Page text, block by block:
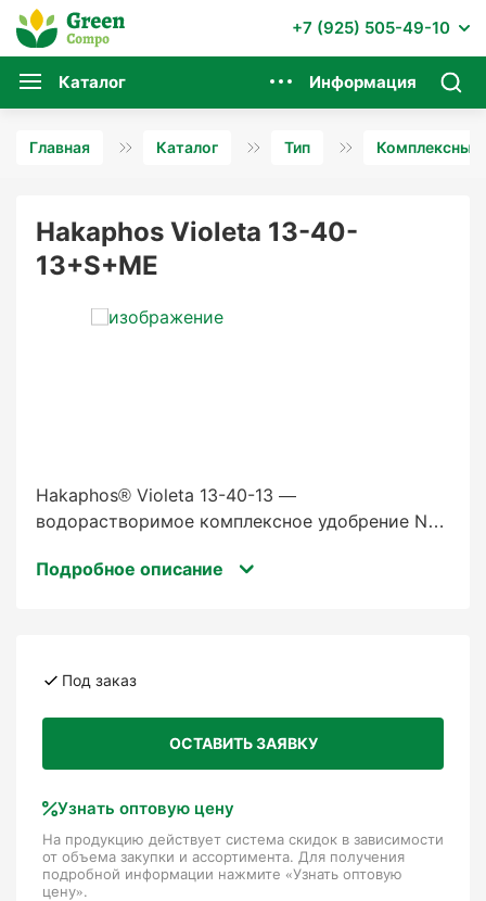
+7 (925) 505-49-10
Каталог Информация
Главная Каталог Тип Комплексные
Hakaphos Violeta 13-40-
13+S+ME
Hakaphos® Violeta 13-40-13 —
водорастворимое комплексное удобрение NPK
Рекомендуемая формула для укоренения
питательные вещества для растений для
отличная растворимость предотвращает
некоторые типы воды могут привести к
выпадению осадков даже без добавления
удобрения, поэтому при использовании таких
вод требуется особая осторожность.
Подробное описание
Под заказ
ОСТАВИТЬ ЗАЯВКУ
Узнать оптовую цену
На продукцию действует система скидок в зависимости
от объема закупки и ассортимента. Для получения
подробной информации нажмите «Узнать оптовую
цену».